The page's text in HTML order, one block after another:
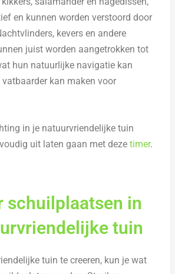
en kunnen worden verstoord door
kevers en andere
juist worden aangetrokken tot
hun natuurlijke navigatie kan
vatbaarder kan maken voor
in je natuurvriendelijke tuin
uit laten gaan met deze timer.
schuilplaatsen in
tuin
tuin te creeren, kun je wat